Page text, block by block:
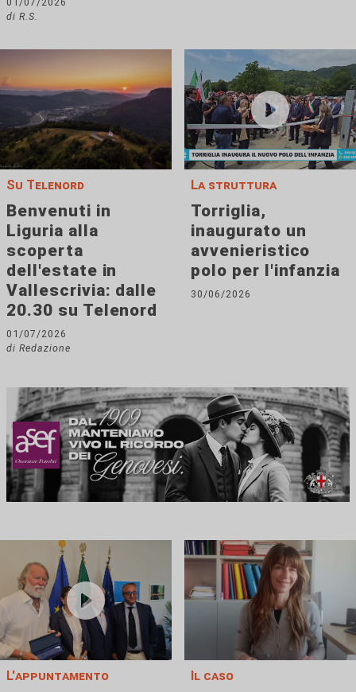
di R.S.
Su Telenord
Benvenuti in
Liguria alla
scoperta
dell'estate in
Vallescrivia: dalle
20.30 su Telenord
01/07/2026
di Redazione
La struttura
Torriglia,
inaugurato un
avvenieristico
polo per l'infanzia
30/06/2026
L'appuntamento Il caso